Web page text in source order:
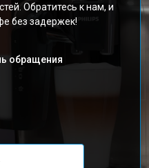
Обратитесь к нам, и
без задержек!
обращения